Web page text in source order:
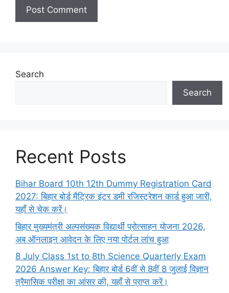
Search
Search
Recent Posts
Bihar Board 10th 12th Dummy Registration Card
2027: बिहार बोर्ड मैट्रिक इंटर डमी रजिस्ट्रेशन कार्ड हुआ जारी,
यहाँ से चेक करें।
बिहार मुख्यमंत्री अल्पसंख्यक विद्यार्थी प्रोत्साहन योजना 2026,
अब ऑनलाइन आवेदन के लिए नया पोर्टल लांच हुआ
8 July Class 1st to 8th Science Quarterly Exam
2026 Answer Key: बिहार बोर्ड 6वीं से 8वीं 8 जुलाई विज्ञान
त्रैमासिक परीक्षा का आंसर की, यहाँ से प्राप्त करें।